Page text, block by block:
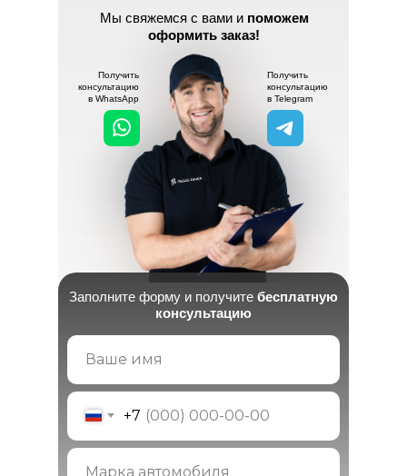
Мы свяжемся с вами ипоможем
оформить заказ!
Получить
консультацию
в WhatsApp
Получить
консультацию
в Telegram
+7
Заполните форму и получите бесплатную
консультацию